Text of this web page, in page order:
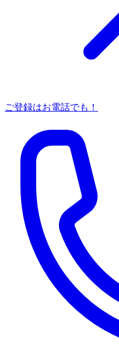
ご登録はお電話でも！